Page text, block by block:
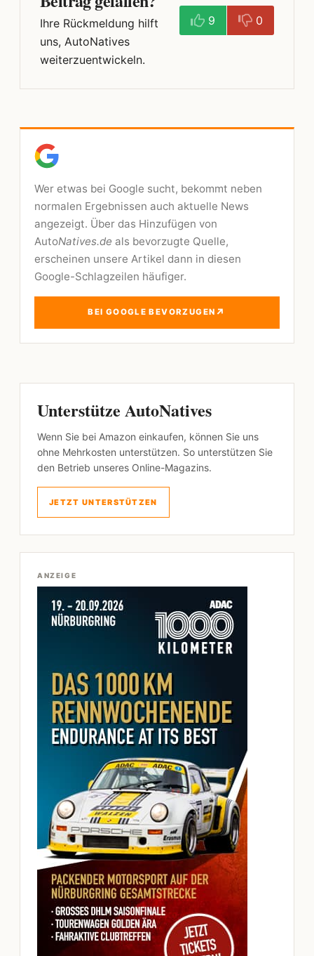
Ihre Rückmeldung hilft
uns, AutoNatives
weiterzuentwickeln.
9 0
Wer etwas bei Google sucht, bekommt neben
normalen Ergebnissen auch aktuelle News
angezeigt. Über das Hinzufügen von
AutoNatives.de als bevorzugte Quelle,
erscheinen unsere Artikel dann in diesen
Google-Schlagzeilen häufiger.
BEI GOOGLE BEVORZUGEN ↗
Unterstütze AutoNatives
Wenn Sie bei Amazon einkaufen, können Sie uns
ohne Mehrkosten unterstützen. So unterstützen Sie
den Betrieb unseres Online-Magazins.
JETZT UNTERSTÜTZEN
ANZEIGE